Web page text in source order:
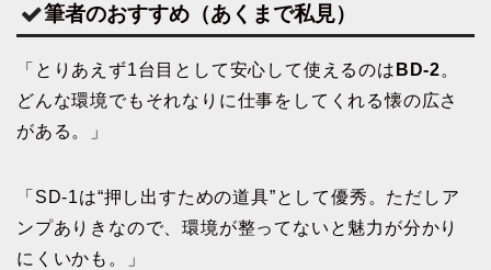
筆者のおすすめ（あくまで私見）
「とりあえず1台目として安心して使えるのは BD-2。
どんな環境でもそれなりに仕事をしてくれる懐の広さ
がある。」
「SD-1は“押し出すための道具”として優秀。ただしア
ンプありきなので、環境が整ってないと魅力が分かり
にくいかも。」